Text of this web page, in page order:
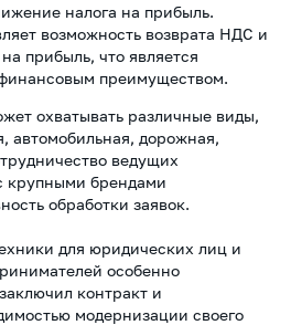
налога на прибыль.
возможность возврата НДС и
прибыль, что является
преимуществом.
охватывать различные виды,
автомобильная, дорожная,
ведущих
крупными брендами
обработки заявок.
для юридических лиц и
особенно
контракт и
модернизации своего